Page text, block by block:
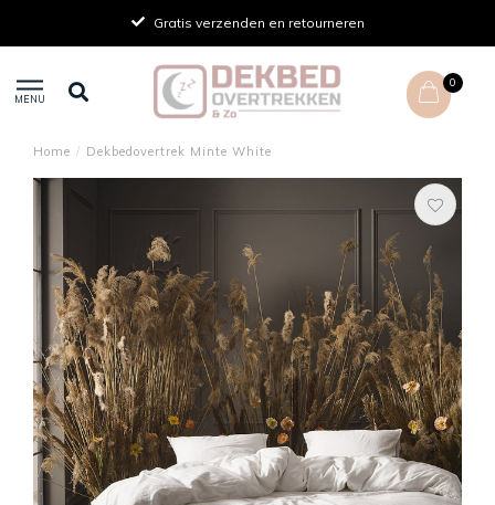
Gratis verzenden en retourneren
MENU
0
Home / Dekbedovertrek Minte White